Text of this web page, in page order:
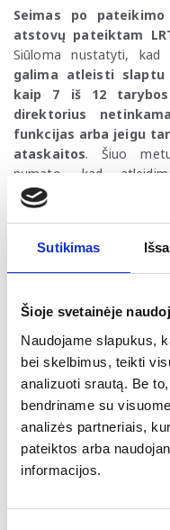
Sutikimas
Šioje svetainėje
Naudojame slapukus,
bei skelbimus, teikti
analizuoti srautą. Be
bendriname su
analizės partneriais,
pateiktos arba
informacijos.
Seimas po
atstovų pateiktam
Siūloma nustatyti, kad
galima atleisti slaptu
kaip 7 iš 12
direktorius
funkcijas arba jeigu
ataskaitos. Šiuo
numato, kad
grindžiamas viešuoju
balsuoja ne mažiau kaip
svarstymas bei
posėdžiuose.
Vyriausybės naujienos
Vyriausybės posėdyje
programos
įgyvendinimo plane
Vyriausybė įgyvendins iki
Vyriausybė
ekstremaliąją
leidžiamų
kontrabandos